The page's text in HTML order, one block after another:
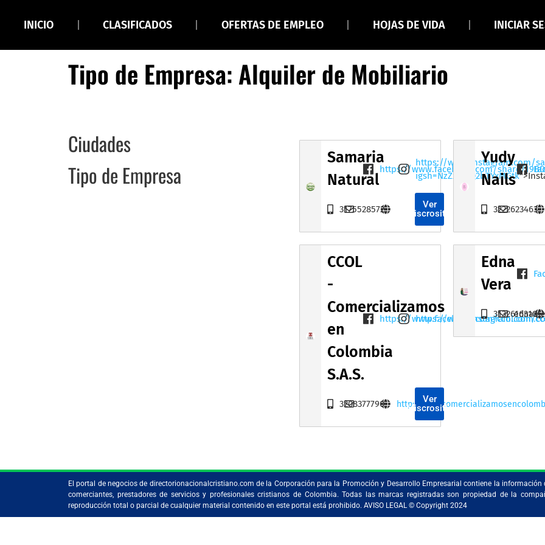
INICIO CLASIFICADOS OFERTAS DE EMPLEO HOJAS DE VIDA INICIAR
Tipo de Empresa: Alquiler de Mobiliario
Ciudades
Tipo de Empresa
Samaria
Natural
https://www.facebook.com/share/
https://www.instagram.com/
igsh=NzZxamQ2bTYxMGtk
3175528572
Ver
Miscrositio
Yudy
Nails
3222623463
CCOL
-
Comercializamos
en
Colombia
S.A.S.
https://www.facebook.com/
https://www.instagram.com/
3208377790 http:// Ver
Miscrositio
Edna
Vera
3132616310
El portal de negocios de directorionacionalcristiano.com de la Corporación para la Promoción y Desarrollo Empresarial contiene la información
comerciantes, prestadores de servicios y profesionales cristianos de Colombia. Todas las marcas registradas son propiedad de la
reproducción total o parcial de cualquier material contenido en este portal está prohibido. AVISO LEGAL © Copyright 2024